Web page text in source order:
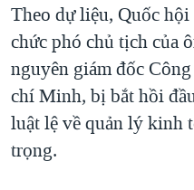
Theo dự liệu, Quốc
chức phó chủ tịch của
nguyên giám đốc
chí Minh, bị bắt hồi
luật lệ về quản lý kinh
trọng.